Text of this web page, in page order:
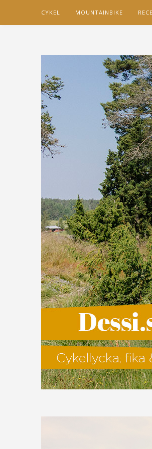
CYKEL MOUNTAINBIKE